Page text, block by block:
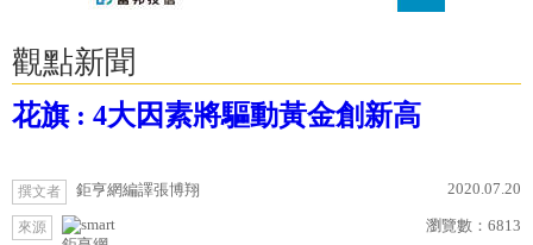
觀點新聞
花旗 : 4大因素將驅動黃金創新高
撰文者 鉅亨網編譯張博翔 2020.07.20
來源 瀏覽數： 6813